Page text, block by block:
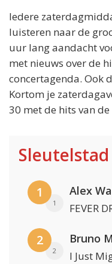
Iedere
luisteren naar de
uur lang aandacht
met nieuws over de
concertagenda. Ook
Kortom je
30 met de hits van
Sleutelstad
1
1
Alex
FEVER
2
2
Bruno
I Just